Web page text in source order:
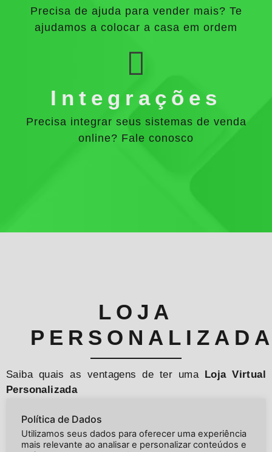
Precisa de ajuda para vender mais? Te
ajudamos a colocar a casa em ordem
Integrações
Precisa integrar seus sistemas de venda
online? Fale conosco
LOJA
Saiba quais as ventagens de ter uma
Loja Virtual
Personalizada
Porque ter uma loja virtual personalizada?
Política de Dados
Utilizamos seus dados para oferecer uma experiência
mais relevante ao analisar e personalizar conteúdos e